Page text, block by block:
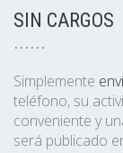
SIN CARGOS
Simplemente
teléfono, su
conveniente y
será publicado